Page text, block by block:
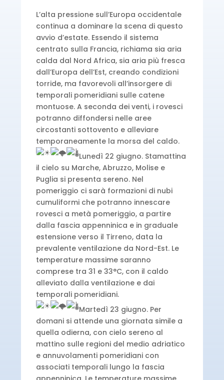
L’alta pressione sull’Europa occidentale
continua a dominare la scena di questo
avvio d’estate. Essendo il sistema
centrato sulla Francia, richiama sia aria
calda dal Nord Africa, sia aria più fresca
dall’Europa dell’Est, creando condizioni
torride, ma favorevoli all’insorgere di
temporali pomeridiani sulle catene
montuose. A seconda dei venti, i rovesci
potranno diffondersi nelle aree
circostanti sottovento e alleviare
temporaneamente la morsa del caldo.
Lunedì 22 giugno. Stamattina
il cielo su Marche, Abruzzo, Molise e
Puglia si presenta sereno. Nel
pomeriggio ci sarà formazioni di nubi
cumuliformi che potranno innescare
rovesci a metà pomeriggio, a partire
dalla fascia appenninica e in graduale
estensione verso il Tirreno, data la
prevalente ventilazione da Nord-Est. Le
temperature massime saranno
comprese tra 31 e 33°C, con il caldo
alleviato dalla ventilazione e dai
temporali pomeridiani.
Martedì 23 giugno. Per
domani si attende una giornata simile a
quella odierna, con cielo sereno al
mattino sulle regioni del medio adriatico
e annuvolamenti pomeridiani con
associati temporali lungo la fascia